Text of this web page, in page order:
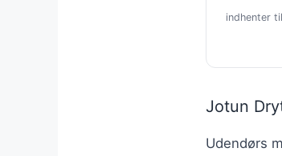
indhenter
Jotun
Udendørs